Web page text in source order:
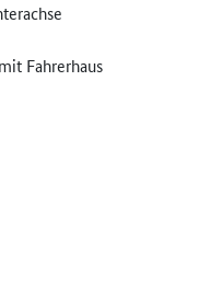
Fahrerhaus